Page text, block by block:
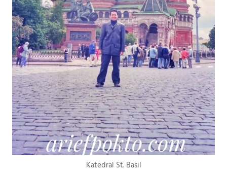
Katedral St. Basil